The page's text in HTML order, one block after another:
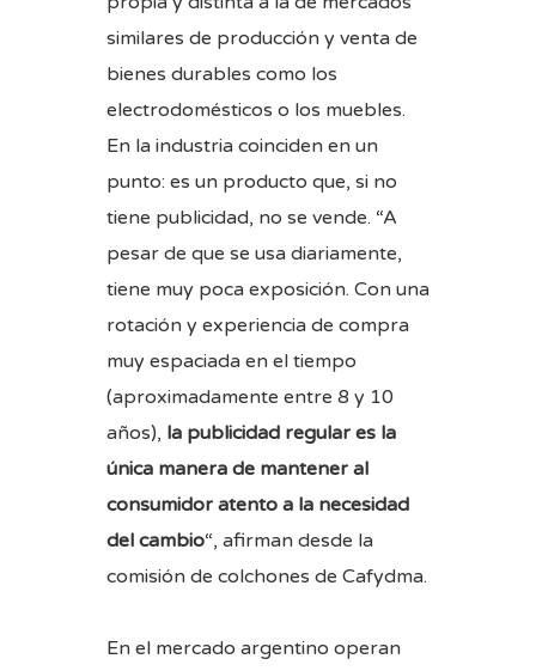
similares de producción y venta de
bienes durables como los
electrodomésticos o los muebles.
En la industria coinciden en un
punto: es un producto que, si no
tiene publicidad, no se vende. “A
pesar de que se usa diariamente,
tiene muy poca exposición. Con una
rotación y experiencia de compra
muy espaciada en el tiempo
(aproximadamente entre 8 y 10
años), la publicidad regular es la
única manera de mantener al
consumidor atento a la necesidad
del cambio“, afirman desde la
comisión de colchones de Cafydma.
En el mercado argentino operan